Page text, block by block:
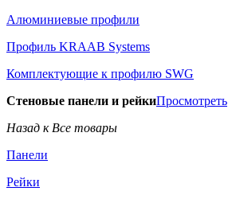
Алюминиевые профили
Профиль KRAAB Systems
Комплектующие к профилю SWG
Стеновые панели и рейкиПросмотреть
Назад к Все товары
Панели
Рейки